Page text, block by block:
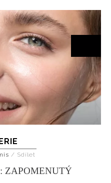
/ Sdílet
ZAPOMENUTÝ